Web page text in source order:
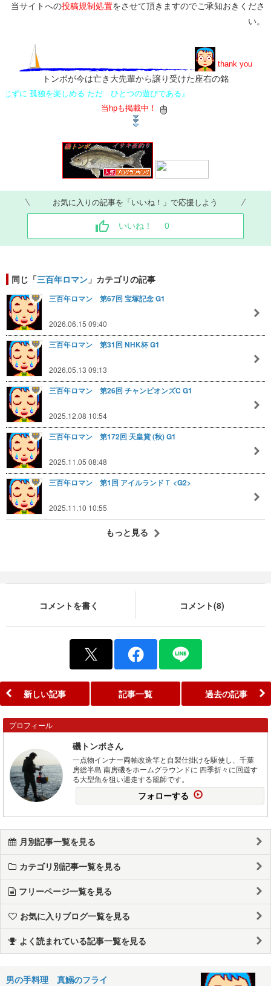
当サイトへの投稿規制処置をさせて頂きますのでご承知おきくださ
い。
thank you
トンボが今は亡き大先輩から譲り受けた座右の銘
に 孤独を楽しめる ただ ひとつの遊びである』
当hpも掲載中！
お気に入りの記事を「いいね！」で応援しよう
いいね！ 0
同じ「三百年ロマン 」カテゴリの記事
三百年ロマン 第67回 宝塚記念 G1
2026.06.15 09:40
三百年ロマン 第31回 NHK杯 G1
2026.05.13 09:13
三百年ロマン 第26回 チャンピオンズC G1
2025.12.08 10:54
三百年ロマン 第172回 天皇賞 (秋) G1
2025.11.05 08:48
三百年ロマン 第1回 アイルランドＴ <G2>
2025.11.10 10:55
もっと見る
コメントを書く コメント(8)
新しい記事 記事一覧 過去の記事
プロフィール
磯トンボさん
一点物インナー両軸改造竿と自製仕掛けを駆使し、千葉
房総半島 南房磯をホームグラウンドに 四季折々に回遊す
る大型魚を狙い遁走する籠師です。
フォローする
月別記事一覧を見る
カテゴリ別記事一覧を見る
フリーページ一覧を見る
お気に入りブログ一覧を見る
よく読まれている記事一覧を見る
男の手料理 真鰯のフライ